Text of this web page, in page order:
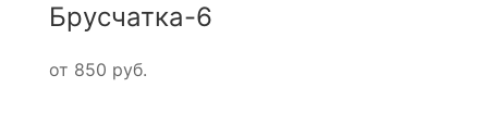
Брусчатка-6
от 850 руб.